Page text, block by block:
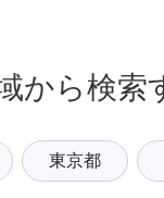
から検索
東京都